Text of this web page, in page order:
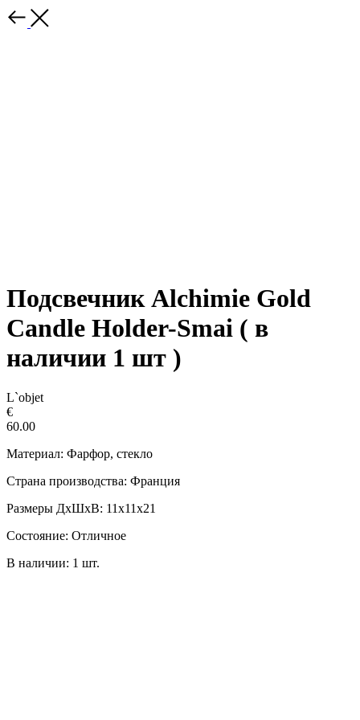
Подсвечник Alchimie Gold
Candle Holder-Smai ( в
наличии 1 шт )
L`objet
€
60.00
Материал: Фарфор, стекло
Страна производства: Франция
Размеры ДxШxВ: 11х11х21
Состояние: Отличное
В наличии: 1 шт.